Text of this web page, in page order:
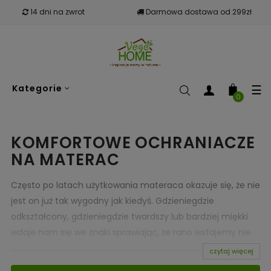
14 dni na zwrot Darmowa dostawa od 299zł
Kategorie ☰
0
KOMFORTOWE OCHRANIACZE
NA MATERAC
Często po latach użytkowania materaca okazuje się, że nie
jest on już tak wygodny jak kiedyś. Gdzieniegdzie
odkształcony, gdzieniegdzie twardszy lub bardziej miękki
tak wypoczęci jak powinniśmy. A przecież zdrowy, dający
wytchnienie po ciężkim dniu sen, to podstawa, by mieć siły
czytaj więcej